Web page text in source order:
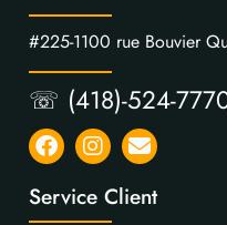
#225-1100 rue Bouvier
☏ (418)-524-
Service Client